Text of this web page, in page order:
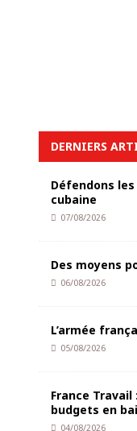
DERNIERS
Défendons
cubaine
07/08/2026
Des moyens
06/08/2026
L’armée
05/08/2026
France Travail
budgets en
04/08/2026